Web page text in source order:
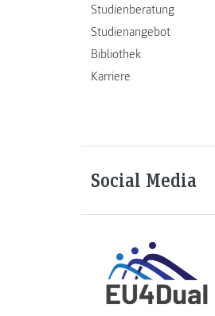
Studienberatung
Studienangebot
Bibliothek
Karriere
Social Media